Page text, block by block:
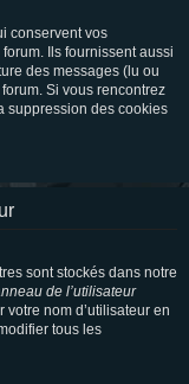
conservent vos
Ils fournissent aussi
des messages (lu ou
Si vous rencontrez
suppression des cookies
sont stockés dans notre
de l’utilisateur
nom d’utilisateur en
tous les